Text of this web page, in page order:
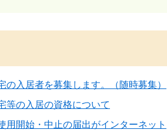
の入居者を募集します。（随時募集）
等の入居の資格について
用開始・中止の届出がインターネット